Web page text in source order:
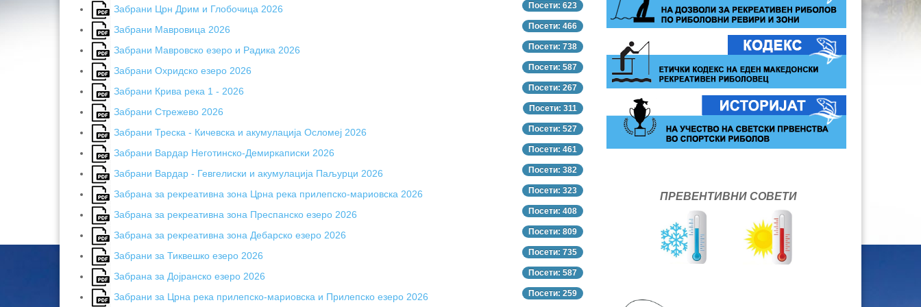
Посети: 623
Забрани Црн Дрим и Глобочица 2026
Посети: 466
Забрани Мавровица 2026
Посети: 738
Забрани Мавровско езеро и Радика 2026
Посети: 587
Забрани Охридско езеро 2026
Посети: 267
Забрани Крива река 1 - 2026
Посети: 311
Забрани Стрежево 2026
Посети: 527
Забрани Треска - Кичевска и акумулација Осломеј 2026
Посети: 461
Забрани Вардар Неготинско-Демиркаписки 2026
Посети: 382
Забрани Вардар - Гевгелиски и акумулација Паљурци 2026
Посети: 323
Забрана за рекреативна зона Црна река прилепско-мариовска 2026
Посети: 408
Забрана за рекреативна зона Преспанско езеро 2026
Посети: 809
Забрана за рекреативна зона Дебарско езеро 2026
Посети: 735
Забрани за Тиквешко езеро 2026
Посети: 587
Забрана за Дојранско езеро 2026
Посети: 259
Забрани за Црна река прилепско-мариовска и Прилепско езеро 2026
ПРЕВЕНТИВНИ СОВЕТИ